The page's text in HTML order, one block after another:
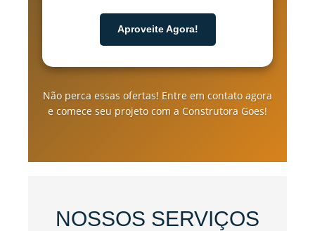
Aproveite Agora!
Não perca essas ofertas! Entre em contato agora
e comece seu projeto com a Construtora Goes!
NOSSOS SERVIÇOS